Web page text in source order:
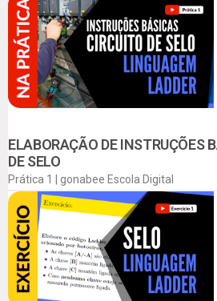
ELABORAÇÃO DE INSTRUÇÕES
DE SELO
Prática 1 | gonabee Escola Digital